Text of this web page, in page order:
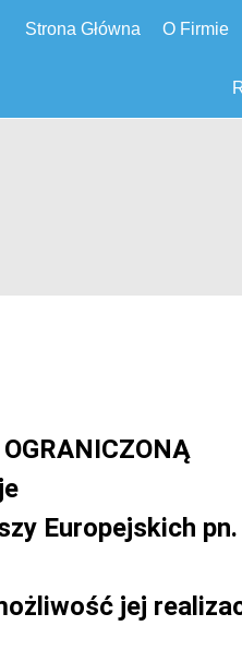
Strona Główna O Firmie
Europejskich pn.
jej